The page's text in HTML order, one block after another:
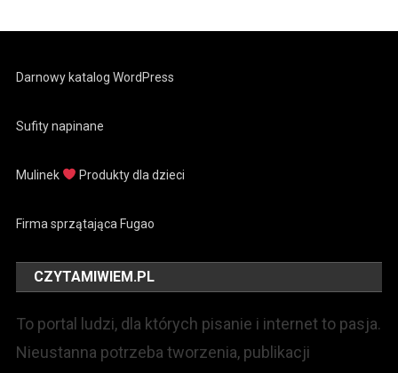
Darnowy katalog WordPress
Sufity napinane
Mulinek Produkty dla dzieci
Firma sprzątająca Fugao
CZYTAMIWIEM.PL
To portal ludzi, dla których pisanie i internet to pasja.
Nieustanna potrzeba tworzenia, publikacji